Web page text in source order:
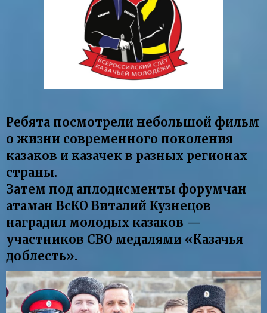
Ребята посмотрели небольшой фильм
о жизни современного поколения
казаков и казачек в разных регионах
страны.
Затем под аплодисменты форумчан
атаман ВсКО Виталий Кузнецов
наградил молодых казаков —
участников СВО медалями «Казачья
доблесть».